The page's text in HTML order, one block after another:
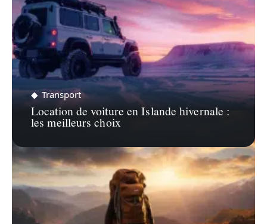
Transport
Location de voiture en Islande hivernale :
les meilleurs choix